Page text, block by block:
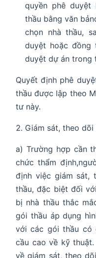
quyền phê duyệt
thầu bằng văn
chọn nhà thầu,
duyệt hoặc đồng
duyệt dự án trong
Quyết định phê
thầu được lập theo
tư này.
Giám sát, theo
a) Trường hợp cần
chức thẩm
định việc giám sát,
thầu, đặc biệt đối
bị nhà thầu thắc
gói thầu áp dụng
với các gói thầu có
cầu cao về kỹ
về giám sát, theo